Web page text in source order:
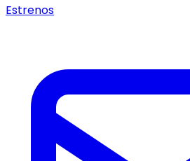
Estrenos